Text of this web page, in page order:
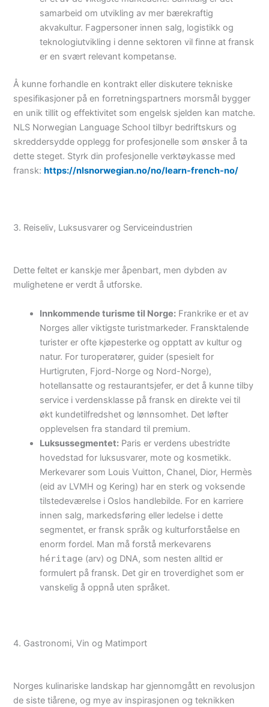
samarbeid om utvikling av mer bærekraftig
akvakultur. Fagpersoner innen salg, logistikk og
teknologiutvikling i denne sektoren vil finne at fransk
er en svært relevant kompetanse.
Å kunne forhandle en kontrakt eller diskutere tekniske
spesifikasjoner på en forretningspartners morsmål bygger
en unik tillit og effektivitet som engelsk sjelden kan matche.
NLS Norwegian Language School tilbyr bedriftskurs og
skreddersydde opplegg for profesjonelle som ønsker å ta
dette steget. Styrk din profesjonelle verktøykasse med
fransk:https://nlsnorwegian.no/no/learn-french-no/
3. Reiseliv, Luksusvarer og Serviceindustrien
Dette feltet er kanskje mer åpenbart, men dybden av
mulighetene er verdt å utforske.
Innkommende turisme til Norge: Frankrike er et av
Norges aller viktigste turistmarkeder. Fransktalende
turister er ofte kjøpesterke og opptatt av kultur og
natur. For turoperatører, guider (spesielt for
Hurtigruten, Fjord-Norge og Nord-Norge),
hotellansatte og restaurantsjefer, er det å kunne tilby
service i verdensklasse på fransk en direkte vei til
økt kundetilfredshet og lønnsomhet. Det løfter
opplevelsen fra standard til premium.
Luksussegmentet: Paris er verdens ubestridte
hovedstad for luksusvarer, mote og kosmetikk.
Merkevarer som Louis Vuitton, Chanel, Dior, Hermès
(eid av LVMH og Kering) har en sterk og voksende
tilstedeværelse i Oslos handlebilde. For en karriere
innen salg, markedsføring eller ledelse i dette
segmentet, er fransk språk og kulturforståelse en
enorm fordel. Man må forstå merkevarens
héritage (arv) og DNA, som nesten alltid er
formulert på fransk. Det gir en troverdighet som er
vanskelig å oppnå uten språket.
4. Gastronomi, Vin og Matimport
Norges kulinariske landskap har gjennomgått en revolusjon
de siste tiårene, og mye av inspirasjonen og teknikken